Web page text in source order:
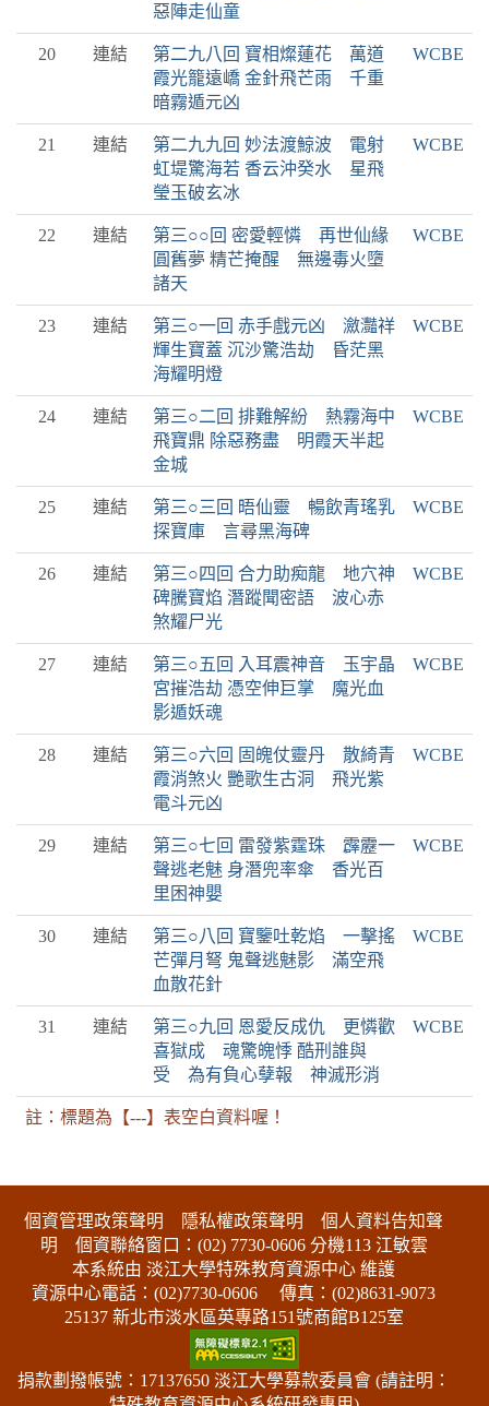
惡陣走仙童
20 連結
第二九八回 寶相燦蓮花 萬道
霞光籠遠嶠 金針飛芒雨 千重
暗霧遁元凶
WCBE
21 連結
第二九九回 妙法渡鯨波 電射
虹堤驚海若 香云沖癸水 星飛
瑩玉破玄冰
WCBE
22 連結
第三○○回 密愛輕憐 再世仙緣
圓舊夢 精芒掩醒 無邊毒火墮
諸天
WCBE
23 連結
第三○一回 赤手戲元凶 瀲灩祥
輝生寶蓋 沉沙驚浩劫 昏茫黑
海耀明燈
WCBE
24 連結
第三○二回 排難解紛 熱霧海中
飛寶鼎 除惡務盡 明霞天半起
金城
WCBE
25 連結
第三○三回 晤仙靈 暢飲青瑤乳
探寶庫 言尋黑海碑
WCBE
26 連結
第三○四回 合力助痴龍 地穴神
碑騰寶焰 潛蹤聞密語 波心赤
煞耀尸光
WCBE
27 連結
第三○五回 入耳震神音 玉宇晶
宮摧浩劫 憑空伸巨掌 魔光血
影遁妖魂
WCBE
28 連結
第三○六回 固魄仗靈丹 散綺青
霞消煞火 艷歌生古洞 飛光紫
電斗元凶
WCBE
29 連結
第三○七回 雷發紫霆珠 霹靂一
聲逃老魅 身潛兜率傘 香光百
里困神嬰
WCBE
30 連結
第三○八回 寶鑒吐乾焰 一擊搖
芒彈月弩 鬼聲逃魅影 滿空飛
血散花針
WCBE
31 連結
第三○九回 恩愛反成仇 更憐歡
喜獄成 魂驚魄悸 酷刑誰與
受 為有負心孽報 神滅形消
WCBE
註：標題為【---】表空白資料喔！
個資管理政策聲明 隱私權政策聲明
個人資料告知聲
明 個資聯絡窗口：(02) 7730-0606 分機113 江敏雲
本系統由 淡江大學特殊教育資源中心 維護
資源中心電話：(02)7730-0606
傳真：(02)8631-9073
25137 新北市淡水區英專路151號商館B125室
捐款劃撥帳號：17137650 淡江大學募款委員會 (請註明：